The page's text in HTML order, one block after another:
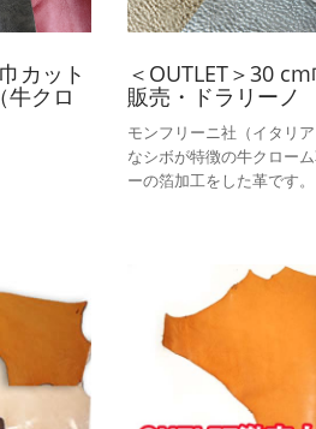
カット
牛クロ
＜OUTLET＞30
販売・ドラリーノ
モンフリーニ社（イタリ
なシボが特徴の牛クロー
ーの箔加工をした革です。